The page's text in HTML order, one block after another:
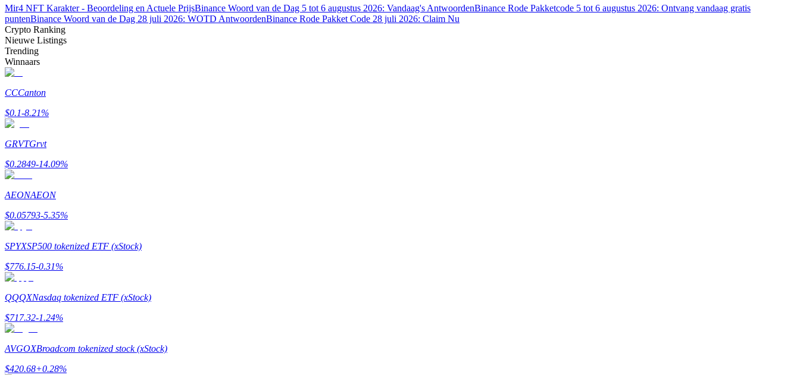
Informatie
Big data-analyse inclusief handelsinformatie, enz.
Handelsstrategieën
Leer hoe u winstgevend kunt blijven
Mir4 NFT Karakter - Beoordeling en Actuele PrijsBinance Woord van de Dag 5 tot 6 augustus 2026: Vandaag's AntwoordenBinance Rode Pakketcode 5 tot 6 augustus 2026: Ontvang vandaag gratis
puntenBinance Woord van de Dag 28 juli 2026: WOTD AntwoordenBinance Rode Pakket Code 28 juli 2026: Claim Nu
Crypto Ranking
Nieuwe Listings
Trending
Winnaars
CCCanton
$0.1-8.21%
GRVTGrvt
$0.2849-14.09%
AEONAEON
$0.05793-5.35%
SPYXSP500 tokenized ETF (xStock)
$776.15-0.31%
QQQXNasdaq tokenized ETF (xStock)
$717.32-1.24%
AVGOXBroadcom tokenized stock (xStock)
$420.68+0.28%